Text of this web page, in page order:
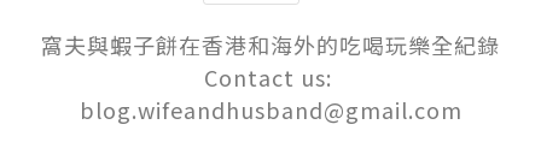
窩夫與蝦子餅在香港和海外的吃喝玩樂全紀錄
Contact us:
blog.wifeandhusband@gmail.com